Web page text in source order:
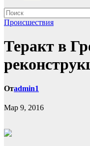
Происшествия
Теракт в
Отadmin1
Мар 9, 2016